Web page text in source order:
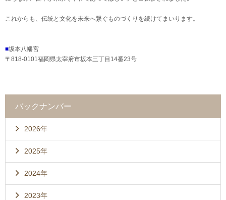
これからも、伝統と文化を未来へ繋ぐものづくりを続けてまいります。
■坂本八幡宮
〒818-0101福岡県太宰府市坂本三丁目14番23号
バックナンバー
2026年
2025年
2024年
2023年